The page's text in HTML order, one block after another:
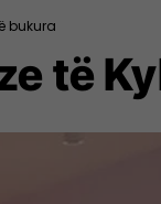
bukura
të